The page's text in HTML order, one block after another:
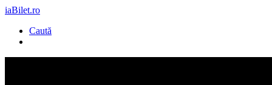
iaBilet.ro
Caută